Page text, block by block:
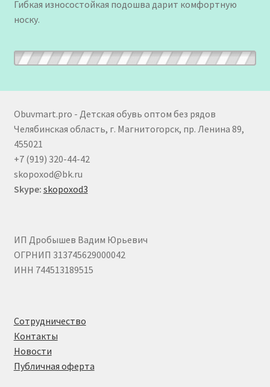
Гибкая износостойкая подошва дарит комфортную
носку.
Obuvmart.pro - Детская обувь оптом без рядов
Челябинская область, г. Магнитогорск, пр. Ленина 89,
455021
+7 (919) 320-44-42
skopoxod@bk.ru
Skype: skopoxod3
ИП Дробышев Вадим Юрьевич
ОГРНИП 313745629000042
ИНН 744513189515
Сотрудничество
Контакты
Новости
Публичная оферта